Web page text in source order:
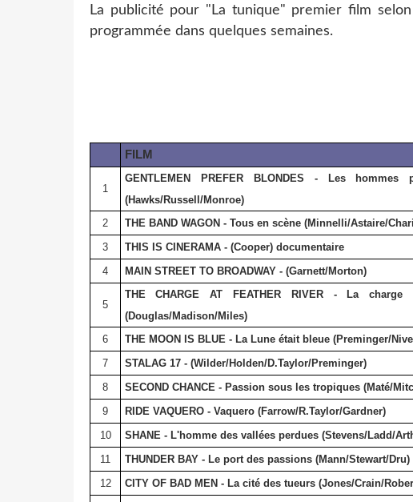
La publicité pour "La tunique" premier film
programmée dans quelques semaines.
FILM
1
GENTLEMEN PREFER BLONDES - Les hommes
(Hawks/Russell/Monroe)
2 THE BAND WAGON - Tous en scène (Minnelli/Astaire/
3
THIS IS CINERAMA - (Cooper) documentaire
4
MAIN STREETTO BROADWAY - (Garnett/Morton)
5
THE CHARGE AT FEATHER RIVER - La
(Douglas/Madison/Miles)
6 THE MOON IS BLUE - La Lune était bleue (Preminger/
7
STALAG 17 - (Wilder/Holden/D.Taylor/Preminger)
8
SECOND CHANCE - Passion sous les tropiques (Maté/
9
RIDE VAQUERO - Vaquero (Farrow/R.Taylor/Gardner)
10
SHANE - L'homme des vallées perdues (Stevens/Ladd/
11
THUNDER BAY - Le port des passions (Mann/Stewart/Dru)
12
CITY OF BAD MEN - La cité des tueurs (Jones/Crain/